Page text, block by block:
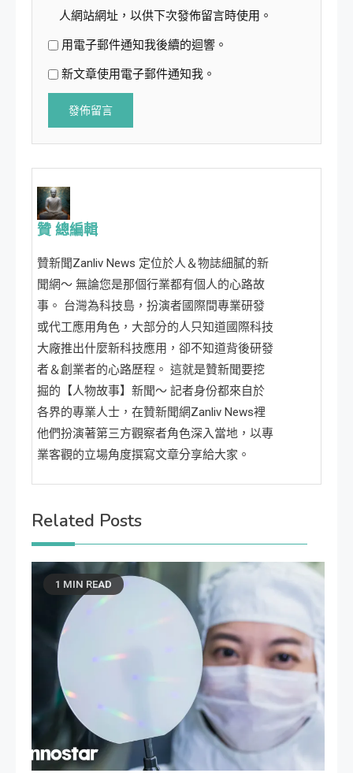
人網站網址，以供下次發佈留言時使用。
用電子郵件通知我後續的迴響。
新文章使用電子郵件通知我。
贊 總編輯
贊新聞Zanliv News 定位於人＆物誌細膩的新
聞網～ 無論您是那個行業都有個人的心路故
事。 台灣為科技島，扮演者國際間專業研發
或代工應用角色，大部分的人只知道國際科技
大廠推出什麼新科技應用，卻不知道背後研發
者＆創業者的心路歷程。 這就是贊新聞要挖
掘的【人物故事】新聞～ 記者身份都來自於
各界的專業人士，在贊新聞網Zanliv News裡
他們扮演著第三方觀察者角色深入當地，以專
業客觀的立場角度撰寫文章分享給大家。
Related Posts
1 MIN READ